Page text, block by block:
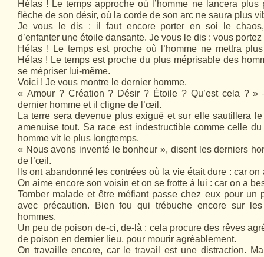
Hélas ! Le temps approche où l’homme ne lancera plus
flèche de son désir, où la corde de son arc ne saura plus
Je vous le dis : il faut encore porter en soi le
d’enfanter une étoile dansante. Je vous le dis : vous
Hélas ! Le temps est proche où l’homme ne mettra
Hélas ! Le temps est proche du plus méprisable des
se mépriser lui-même.
Voici ! Je vous montre le dernier homme.
« Amour ? Création ? Désir ? Étoile ? Qu’est cela ? »
dernier homme et il cligne de l’œil.
La terre sera devenue plus exiguë et sur elle sautillera
amenuise tout. Sa race est indestructible comme celle
homme vit le plus longtemps.
« Nous avons inventé le bonheur », disent les derniers
de l’œil.
Ils ont abandonné les contrées où la vie était dure : car
On aime encore son voisin et on se frotte à lui : car on a
Tomber malade et être méfiant passe chez eux pour un
avec précaution. Bien fou qui trébuche encore sur
hommes.
Un peu de poison de-ci, de-là : cela procure des rêves
de poison en dernier lieu, pour mourir agréablement.
On travaille encore, car le travail est une distraction.